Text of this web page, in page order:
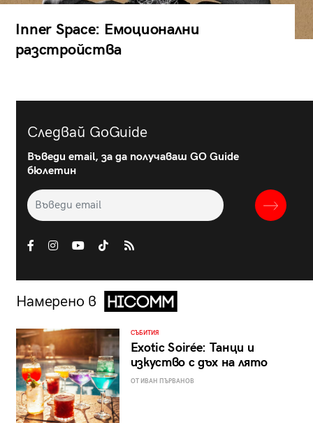
Inner Space: Емоционални
разстройства
Следвай GoGuide
Въведи email, за да получаваш GO Guide
бюлетин
Намерено в
СЪБИТИЯ
Exotic Soirée: Танци и
изкуство с дъх на лято
ОТ ИВАН ПЪРВАНОВ